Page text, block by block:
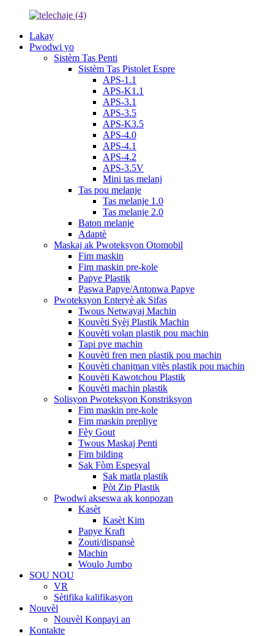
Lakay
Pwodwi yo
Sistèm Tas Penti
Sistèm Tas Pistolet Espre
APS-1.1
APS-K1.1
APS-3.1
APS-3.5
APS-K3.5
APS-4.0
APS-4.1
APS-4.2
APS-3.5V
Mini tas melanj
Tas pou melanje
Tas melanje 1.0
Tas melanje 2.0
Baton melanje
Adaptè
Maskaj ak Pwoteksyon Otomobil
Fim maskin
Fim maskin pre-kole
Papye Plastik
Paswa Papye/Antonwa Papye
Pwoteksyon Enteryè ak Sifas
Twous Netwayaj Machin
Kouvèti Syèj Plastik Machin
Kouvèti volan plastik pou machin
Tapi pye machin
Kouvèti fren men plastik pou machin
Kouvèti chanjman vitès plastik pou machin
Kouvèti Kawotchou Plastik
Kouvèti machin plastik
Solisyon Pwoteksyon Konstriksyon
Fim maskin pre-kole
Fim maskin prepliye
Fèy Gout
Twous Maskaj Penti
Fim bilding
Sak Fòm Espesyal
Sak matla plastik
Pòt Zip Plastik
Pwodwi akseswa ak konpozan
Kasèt
Kasèt Kim
Papye Kraft
Zouti/dispansè
Machin
Woulo Jumbo
SOU NOU
VR
Sètifika kalifikasyon
Nouvèl
Nouvèl Konpayi an
Kontakte